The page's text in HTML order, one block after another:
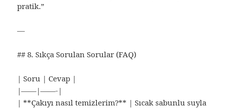
pratik.”
—
## 8. Sıkça Sorulan Sorular (FAQ)
| Soru | Cevap |
|——|——-|
| **Çakıyı nasıl temizlerim?** | Sıcak sabunlu suyla